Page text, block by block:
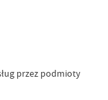
przez podmioty